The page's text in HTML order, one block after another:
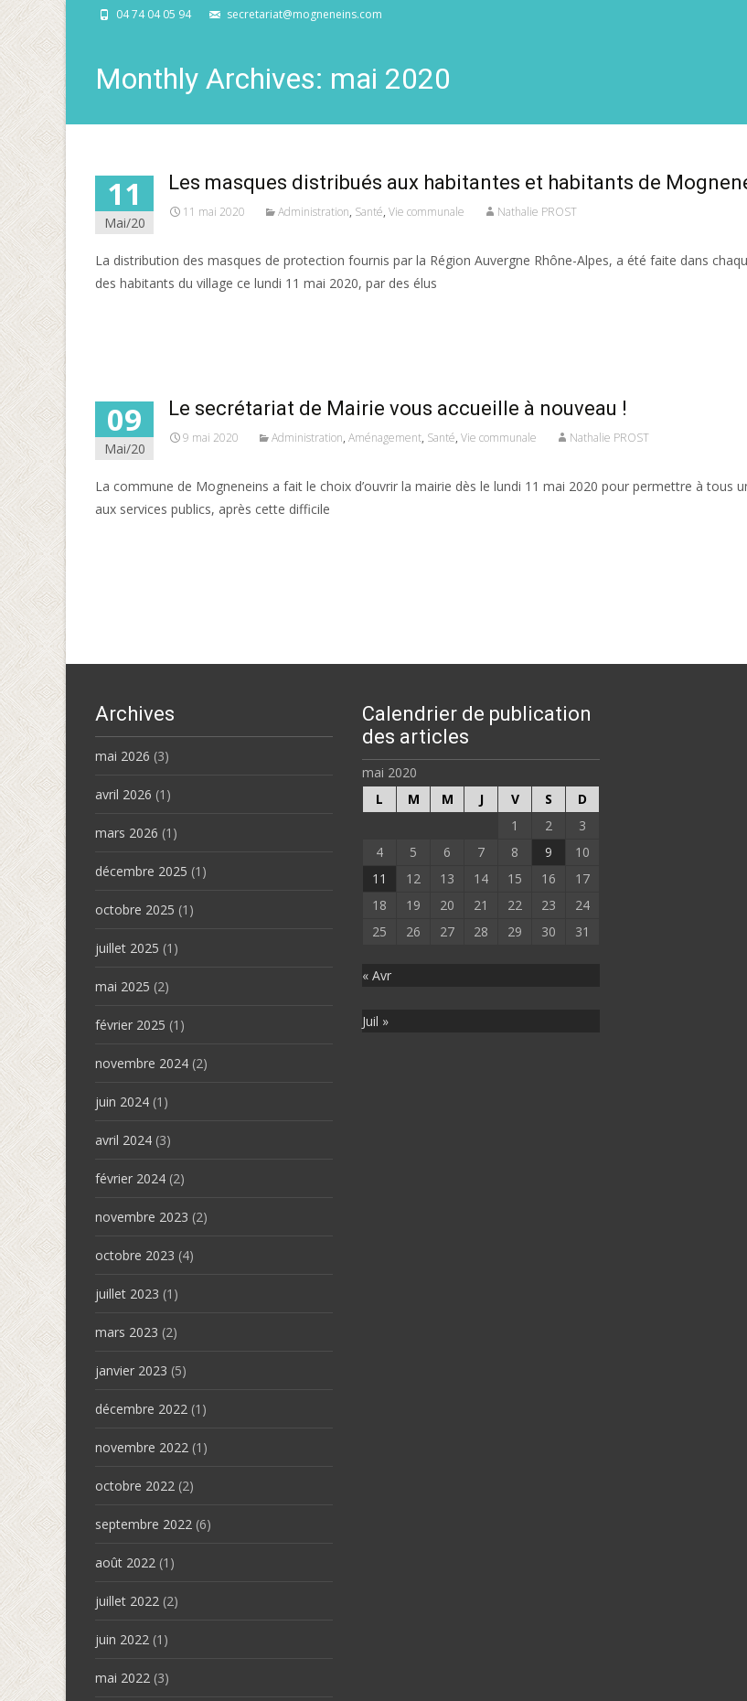
04 74 04 05 94 secretariat@mogneneins.com
Monthly Archives: mai 2020
11
Mai/20
Les masques distribués aux habitantes et habitants de
11 mai 2020 Administration, Santé, Vie communale Nathalie PROST
La distribution des masques de protection fournis par la Région Auvergne Rhône-Alpes, a été faite dans
des habitants du village ce lundi 11 mai 2020, par des élus
09
Mai/20
Le secrétariat de Mairie vous accueille à nouveau !
9 mai 2020 Administration, Aménagement, Santé, Vie communale Nathalie PROST
La commune de Mogneneins a fait le choix d’ouvrir la mairie dès le lundi 11 mai 2020 pour permettre à tous
aux services publics, après cette difficile
Archives
mai 2026 (3)
avril 2026 (1)
mars 2026 (1)
décembre 2025 (1)
octobre 2025 (1)
juillet 2025 (1)
mai 2025 (2)
février 2025 (1)
novembre 2024 (2)
juin 2024 (1)
avril 2024 (3)
février 2024 (2)
novembre 2023 (2)
octobre 2023 (4)
juillet 2023 (1)
mars 2023 (2)
janvier 2023 (5)
décembre 2022 (1)
novembre 2022 (1)
octobre 2022 (2)
septembre 2022 (6)
août 2022 (1)
juillet 2022 (2)
juin 2022 (1)
mai 2022 (3)
Calendrier de publication
des articles
mai 2020
L
M M J V S
D
1
2
3
4
5 6 7 8 9
10
11
12 13 14 15 16
17
18
19 20 21 22 23
24
25
26 27 28 29 30 31
« Avr
Juil »